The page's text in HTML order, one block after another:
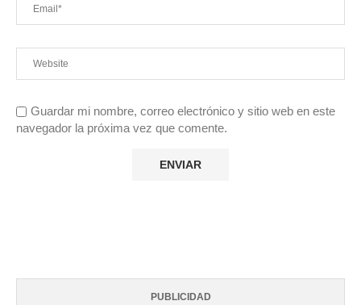
Guardar mi nombre, correo electrónico y sitio web en este
navegador la próxima vez que comente.
PUBLICIDAD